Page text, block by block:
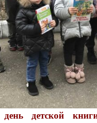
детской